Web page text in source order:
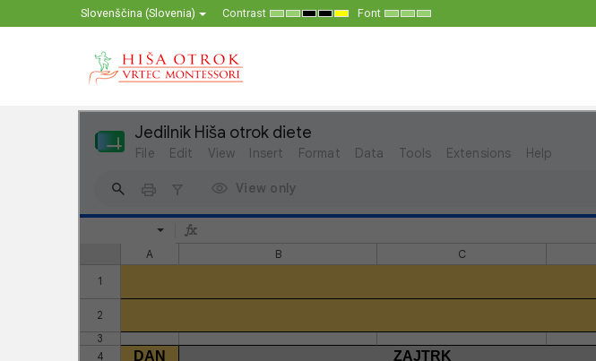
Slovenščina (Slovenia) Contrast
Default
mode
Night
mode
High
Contrast
High
Contrast
High
Contrast
Font
Set
Smaller
Set
Default
Set
Larger